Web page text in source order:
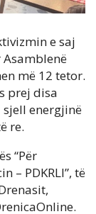
e saj
më 12 tetor.
prej disa
sjell energjinë
re.
“Për
– PDKRLl”, të